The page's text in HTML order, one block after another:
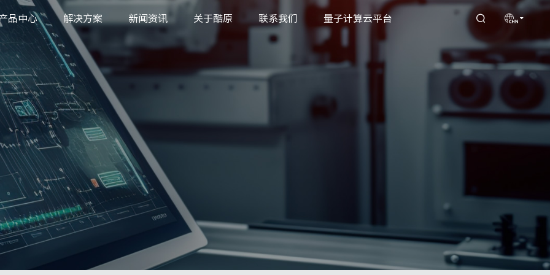
品中心 解决方案 新闻资讯 关于酷原 联系我们 量子计算云平台